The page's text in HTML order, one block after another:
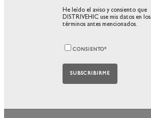
He leído el aviso y consiento que
DISTRIVEHIC use mis datos en los
términos antes mencionados.
CONSIENTO*